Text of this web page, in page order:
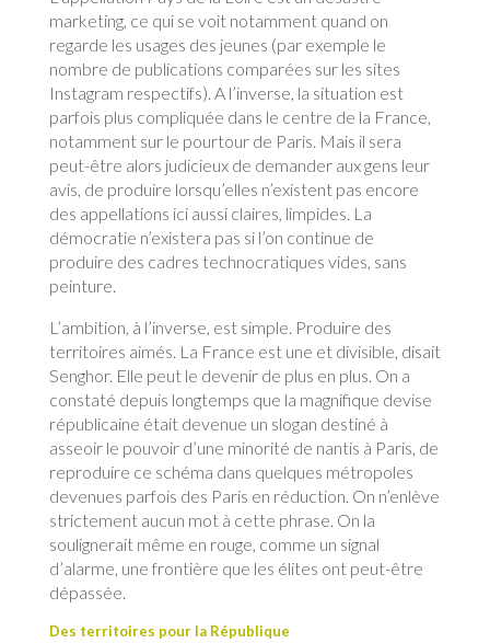
marketing, ce qui se voit notamment quand on
regarde les usages des jeunes (par exemple le
nombre de publications comparées sur les sites
Instagram respectifs). A l’inverse, la situation est
parfois plus compliquée dans le centre de la France,
notamment sur le pourtour de Paris. Mais il sera
peut-être alors judicieux de demander aux gens leur
avis, de produire lorsqu’elles n’existent pas encore
des appellations ici aussi claires, limpides. La
démocratie n’existera pas si l’on continue de
produire des cadres technocratiques vides, sans
peinture.
L’ambition, à l’inverse, est simple. Produire des
territoires aimés. La France est une et divisible, disait
Senghor. Elle peut le devenir de plus en plus. On a
constaté depuis longtemps que la magnifique devise
républicaine était devenue un slogan destiné à
asseoir le pouvoir d’une minorité de nantis à Paris, de
reproduire ce schéma dans quelques métropoles
devenues parfois des Paris en réduction. On n’enlève
strictement aucun mot à cette phrase. On la
soulignerait même en rouge, comme un signal
d’alarme, une frontière que les élites ont peut-être
dépassée.
Des territoires pour la République